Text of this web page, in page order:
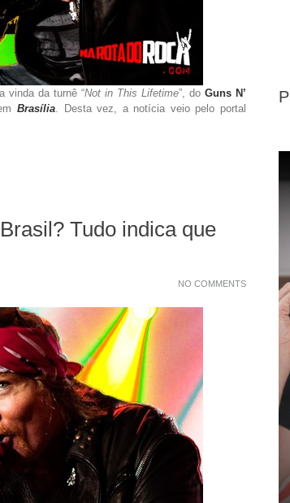
vinda da turnê “Not in This Lifetime”, do Guns N’
Brasília. Desta vez, a notícia veio pelo portal
Tudo indica que
NO COMMENTS